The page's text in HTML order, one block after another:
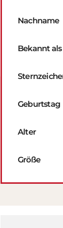
Nachname
Bekannt als
Geburtstag
Alter
Größe